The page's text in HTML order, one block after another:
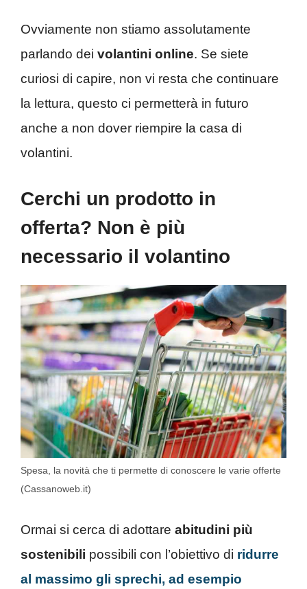
Ovviamente non stiamo assolutamente
parlando dei volantini online. Se siete
curiosi di capire, non vi resta che continuare
la lettura, questo ci permetterà in futuro
anche a non dover riempire la casa di
volantini.
Cerchi un prodotto in
offerta? Non è più
necessario il volantino
Spesa, la novità che ti permette di conoscere le varie offerte
(Cassanoweb.it)
Ormai si cerca di adottare abitudini più
sostenibili possibili con l’obiettivo di ridurre
al massimo gli sprechi, ad esempio